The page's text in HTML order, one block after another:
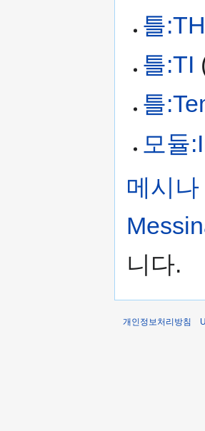
틀:TH
틀:TI
틀
모듈
메시
니다.
개인정보처리방침